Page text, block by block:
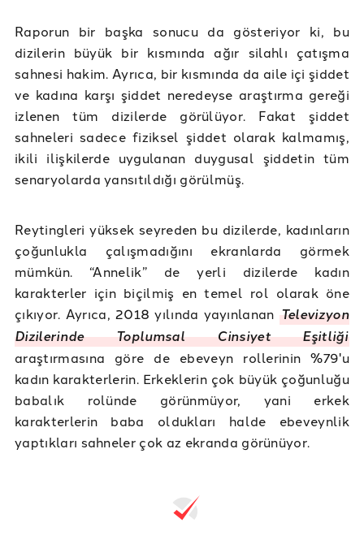
Raporun bir başka sonucu da gösteriyor ki, bu
dizilerin büyük bir kısmında ağır silahlı çatışma
sahnesi hakim. Ayrıca, bir kısmında da aile içi şiddet
ve kadına karşı şiddet neredeyse araştırma gereği
izlenen tüm dizilerde görülüyor. Fakat şiddet
sahneleri sadece fiziksel şiddet olarak kalmamış,
ikili ilişkilerde uygulanan duygusal şiddetin tüm
senaryolarda yansıtıldığı görülmüş.
Reytingleri yüksek seyreden bu dizilerde, kadınların
çoğunlukla çalışmadığını ekranlarda görmek
mümkün. “Annelik” de yerli dizilerde kadın
karakterler için biçilmiş en temel rol olarak öne
çıkıyor. Ayrıca, 2018 yılında yayınlanan Televizyon
Dizilerinde Toplumsal Cinsiyet Eşitliği
araştırmasına göre de ebeveyn rollerinin %79'u
kadın karakterlerin. Erkeklerin çok büyük çoğunluğu
babalık rolünde görünmüyor, yani erkek
karakterlerin baba oldukları halde ebeveynlik
yaptıkları sahneler çok az ekranda görünüyor.